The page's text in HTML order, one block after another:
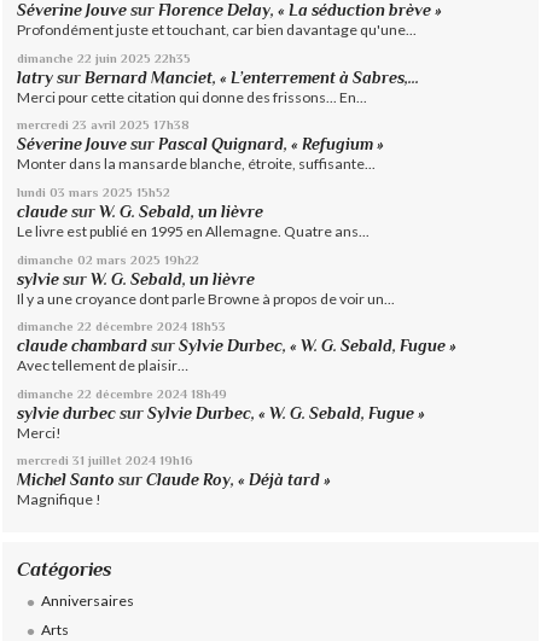
Séverine Jouve surFlorence Delay, « La séduction brève »
Profondément juste et touchant, car bien davantage qu'une...
dimanche 22 juin 2025 22h35
latry surBernard Manciet, « L’enterrement à Sabres,...
Merci pour cette citation qui donne des frissons... En...
mercredi 23 avril 2025 17h38
Séverine Jouve surPascal Quignard, « Refugium »
Monter dans la mansarde blanche, étroite, suffisante...
lundi 03 mars 2025 15h52
claude surW. G. Sebald, un lièvre
Le livre est publié en 1995 en Allemagne. Quatre ans...
dimanche 02 mars 2025 19h22
sylvie surW. G. Sebald, un lièvre
Il y a une croyance dont parle Browne à propos de voir un...
dimanche 22 décembre 2024 18h53
claude chambard surSylvie Durbec, « W. G. Sebald, Fugue »
Avec tellement de plaisir…
dimanche 22 décembre 2024 18h49
sylvie durbec surSylvie Durbec, « W. G. Sebald, Fugue »
Merci!
mercredi 31 juillet 2024 19h16
Michel Santo surClaude Roy, « Déjà tard »
Magnifique !
Catégories
Anniversaires
Arts